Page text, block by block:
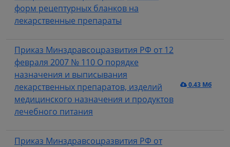
форм рецептурных бланков на
лекарственные препараты
Приказ Минздравсоцразвития РФ от 12
февраля 2007 № 110 О порядке
назначения и выписывания
лекарственных препаратов, изделий
медицинского назначения и продуктов
лечебного питания
0.43 Мб
Приказ Минздравсоцразвития РФ от